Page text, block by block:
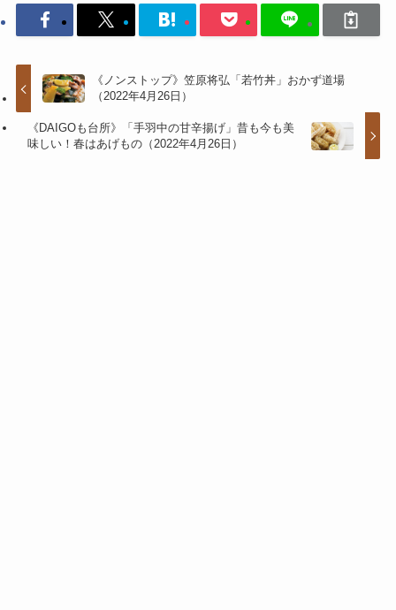
《ノンストップ》笠原将弘「若竹丼」おかず道場
（2022年4月26日）
《DAIGOも台所》「手羽中の甘辛揚げ」昔も今も美
味しい！春はあげもの（2022年4月26日）